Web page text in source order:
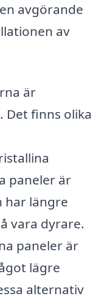
avgörande
av
är
Det finns olika
paneler är
har längre
vara dyrare.
paneler är
lägre
alternativ